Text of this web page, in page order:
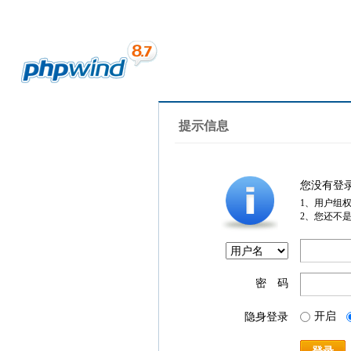
提示信息
您没有登
1、用户组
2、您还不
密 码
隐身登录 开启